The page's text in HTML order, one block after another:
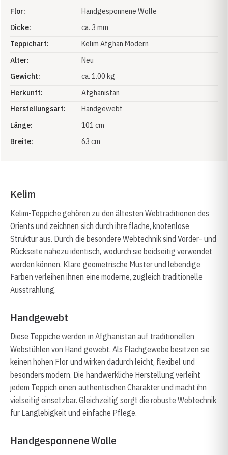
Flor:
Handgesponnene Wolle
Dicke:
ca. 3 mm
Teppichart:
Kelim Afghan Modern
Alter:
Neu
Gewicht:
ca. 1.00 kg
Herkunft:
Afghanistan
Herstellungsart:
Handgewebt
Länge:
101 cm
Breite:
63 cm
Kelim
Kelim-Teppiche gehören zu den ältesten Webtraditionen des
Orients und zeichnen sich durch ihre flache, knotenlose
Struktur aus. Durch die besondere Webtechnik sind Vorder- und
Rückseite nahezu identisch, wodurch sie beidseitig verwendet
werden können. Klare geometrische Muster und lebendige
Farben verleihen ihnen eine moderne, zugleich traditionelle
Ausstrahlung.
Handgewebt
Diese Teppiche werden in Afghanistan auf traditionellen
Webstühlen von Hand gewebt. Als Flachgewebe besitzen sie
keinen hohen Flor und wirken dadurch leicht, flexibel und
besonders modern. Die handwerkliche Herstellung verleiht
jedem Teppich einen authentischen Charakter und macht ihn
vielseitig einsetzbar. Gleichzeitig sorgt die robuste Webtechnik
für Langlebigkeit und einfache Pflege.
Handgesponnene Wolle